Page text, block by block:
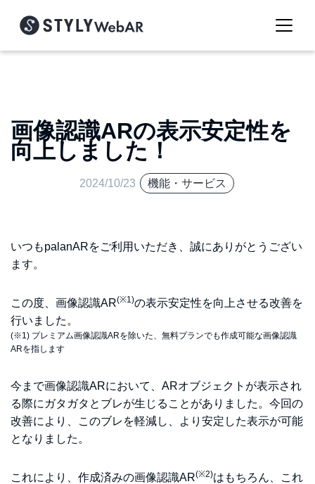
画像認識ARの表示安定性を
向上しました！
2024/10/23 機能・サービス
いつもpalanARをご利用いただき、誠にありがとうござい
ます。
この度、画像認識AR(※1)の表示安定性を向上させる改善を
行いました。
(※1) プレミアム画像認識ARを除いた、無料プランでも作成可能な画像認識
ARを指します
今まで画像認識ARにおいて、ARオブジェクトが表示され
る際にガタガタとブレが生じることがありました。今回の
改善により、このブレを軽減し、より安定した表示が可能
となりました。
これにより、作成済みの画像認識AR(※2)はもちろん、これ